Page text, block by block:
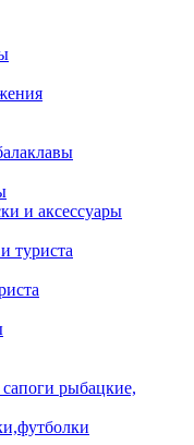
и аксессуары
туриста
рыбацкие,